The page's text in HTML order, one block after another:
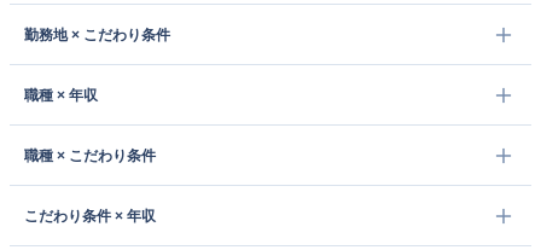
勤務地 × こだわり条件
職種 × 年収
職種 × こだわり条件
こだわり条件 × 年収